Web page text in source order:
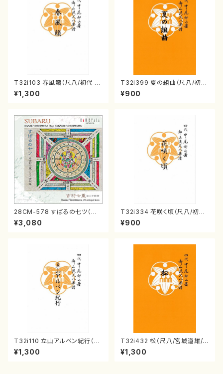
T32i103 春風籟（尺八/初代 石
垣征山/尺八/都山式譜）都山流
公刊楽譜曲番:552
¥1,300
T32i399 夏の組曲（尺八/初代
山川園松/楽譜）都山流公刊楽譜
曲番:2104
¥900
28CM-578 すばるの七ツ（二
十絃箏/クラリネット/ヴァイオリ
ン/チェロ/吉松 隆：/CD）
¥3,080
T32i334 花咲く頃（尺八/初代
山川園松/楽譜）都山流公刊楽譜
曲番:2037
¥900
T32i110 立山アルペン紀行（尺
八/初代 石垣征山/尺八/都山式
譜）都山流公刊楽譜曲番:559
¥1,300
T32i432 松（尺八/宮城道雄/
楽譜）都山流公刊楽譜曲番:213
8
¥1,300